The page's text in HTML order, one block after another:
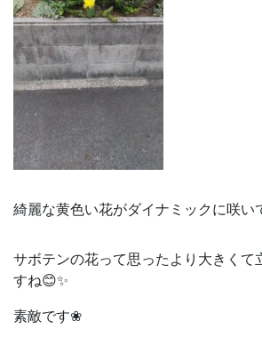
綺麗な黄色い花がダイナミックに咲い
サボテンの花って思ったより大きくて
すね😊✨
素敵です❀